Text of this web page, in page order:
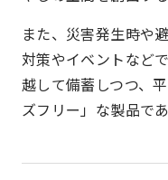
また、災害発生時や
対策やイベントなど
越して備蓄しつつ、
ズフリー」な製品で